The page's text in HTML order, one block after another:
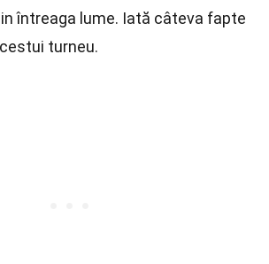
întreaga lume. Iată câteva fapte
turneu.